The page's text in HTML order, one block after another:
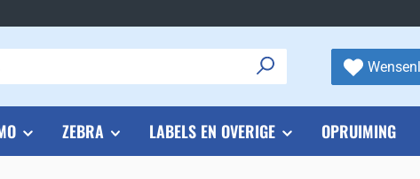
ZEBRA LABELS EN OVERIGE OPRUIMING